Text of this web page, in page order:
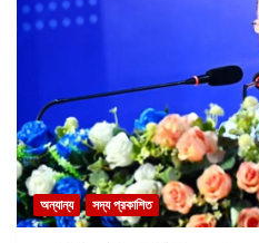
অন্যান্য সদ্য প্রকাশিত